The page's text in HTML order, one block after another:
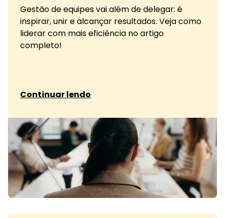
Gestão de equipes vai além de delegar: é
inspirar, unir e alcançar resultados. Veja como
liderar com mais eficiência no artigo
completo!
Continuar lendo